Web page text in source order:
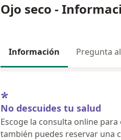
Ojo seco -
Información Pregunta
No descuides tu salud
Escoge la consulta online
también puedes reservar una